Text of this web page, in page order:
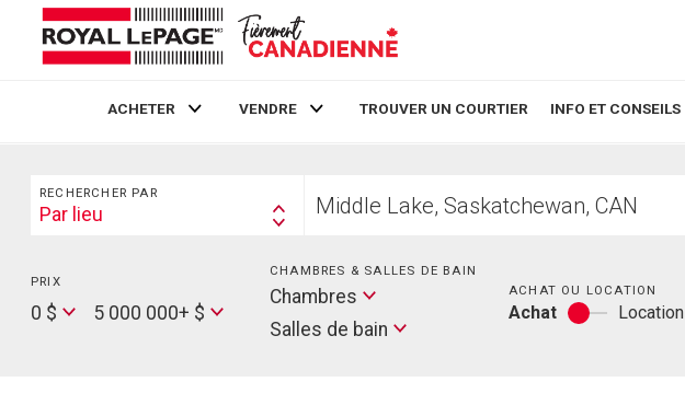
ACHETER VENDRE TROUVER UN COURTIER INFO ET CONSEILS
Rechercher
RECHERCHER PAR
Search
Par lieu
votre
PRIX
Price
0 $
Max
5 000 000+ $
CHAMBRES & SALLES DE BAIN
Chambres
bain
Salles de bain
ACHAT OU LOCATION
Achat
Achat
Location